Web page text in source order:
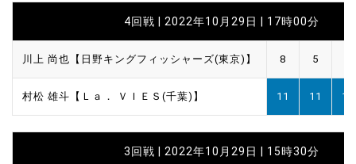
4回戦 | 2022年10月29日 | 17時00分
川上 尚也【日野キングフィッシャーズ(東京)】 8 5
村松 雄斗【Ｌａ． ＶＩＥＳ(千葉)】 11 11 11
3回戦 | 2022年10月29日 | 15時30分